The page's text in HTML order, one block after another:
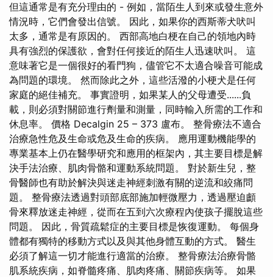
但這通常是有充分理由的 - 例如，當陌生人到來或發生意外
情況時，它們會發出信號。 因此，如果你的西斯蒂犬吠叫
太多，通常是有原因的。 西部高地白梗在自己的領地內時
具有強烈的保護欲，會對任何接近的陌生人迅速吠叫。 這
意味著它是一個很好的看門狗，儘管它不太適合噪音可能成
為問題的環境。 然而除此之外，這些活潑的小梗犬是任何
家庭的絕佳補充。 事實證明，如果某人的父母遭受......負
載，則必須對關節進行劑量和測量，同時輸入所需的工作和
休息率。 價格 Decalgin 25 – 373 盧布。 整骨療法不適合
治療急性危及生命或危及生命的疾病。 應用運動機能學的
專業基本上仍在醫學研究和應用的框架內，其主要目標是解
決手法治療、肌肉骨骼和運動系統問題。 對於新生兒，整
骨醫師也有助於解決與迷走神經刺激有關的逆流和絞痛問
題。 整骨療法透過對頭部底部施加輕微壓力，透過壓迫顱
骨來釋放迷走神經，從而在五到六次療程內使孩子擺脫這些
問題。 因此，骨質疏鬆症的主要目標是恢復運動。 每個身
體都有獨特的移動方式以及與其他身體互動的方式。 醫生
必須了解這一切才能進行適當的治療。 整骨療法治療骨骼
肌系統疾病，如脊髓疼痛、肌肉疼痛、關節疾病等。 如果